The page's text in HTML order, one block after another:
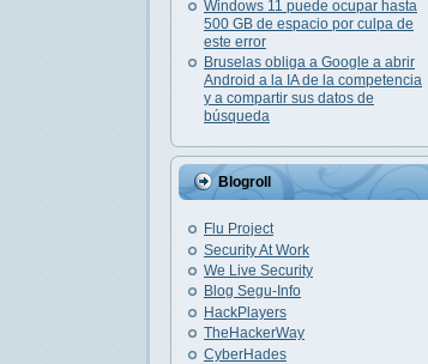
Windows 11 puede ocupar hasta
500 GB de espacio por culpa de
este error
Bruselas obliga a Google a abrir
Android a la IA de la competencia
y a compartir sus datos de
búsqueda
Blogroll
Flu Project
Security At Work
We Live Security
Blog Segu-Info
HackPlayers
TheHackerWay
CyberHades